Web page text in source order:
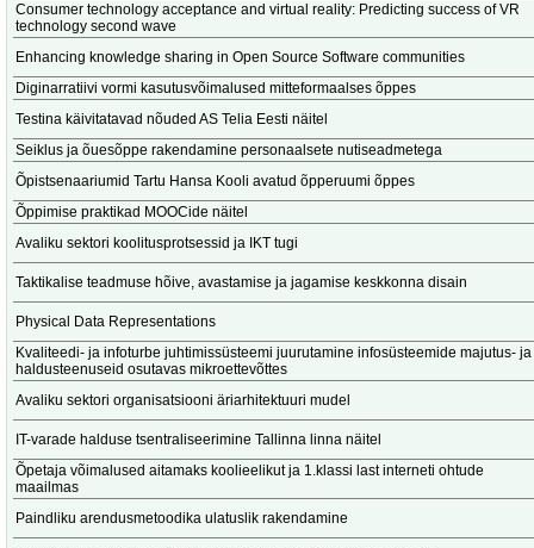
Consumer technology acceptance and virtual reality: Predicting success of VR
technology second wave
Enhancing knowledge sharing in Open Source Software communities
Diginarratiivi vormi kasutusvõimalused mitteformaalses õppes
Testina käivitatavad nõuded AS Telia Eesti näitel
Seiklus ja õuesõppe rakendamine personaalsete nutiseadmetega
Õpistsenaariumid Tartu Hansa Kooli avatud õpperuumi õppes
Õppimise praktikad MOOCide näitel
Avaliku sektori koolitusprotsessid ja IKT tugi
Taktikalise teadmuse hõive, avastamise ja jagamise keskkonna disain
Physical Data Representations
Kvaliteedi- ja infoturbe juhtimissüsteemi juurutamine infosüsteemide majutus- ja
haldusteenuseid osutavas mikroettevõttes
Avaliku sektori organisatsiooni äriarhitektuuri mudel
IT-varade halduse tsentraliseerimine Tallinna linna näitel
Õpetaja võimalused aitamaks koolieelikut ja 1.klassi last interneti ohtude
maailmas
Paindliku arendusmetoodika ulatuslik rakendamine